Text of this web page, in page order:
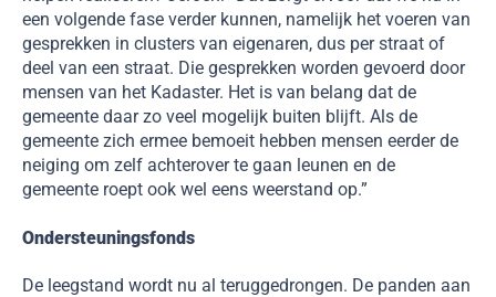
een volgende fase verder kunnen, namelijk het voeren van
gesprekken in clusters van eigenaren, dus per straat of
deel van een straat. Die gesprekken worden gevoerd door
mensen van het Kadaster. Het is van belang dat de
gemeente daar zo veel mogelijk buiten blijft. Als de
gemeente zich ermee bemoeit hebben mensen eerder de
neiging om zelf achterover te gaan leunen en de
gemeente roept ook wel eens weerstand op.”
Ondersteuningsfonds
De leegstand wordt nu al teruggedrongen. De panden aan